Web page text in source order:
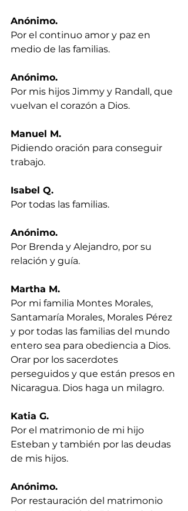
Anónimo.
Por el continuo amor y paz en
medio de las familias.
Anónimo.
Por mis hijos Jimmy y Randall, que
vuelvan el corazón a Dios.
Manuel M.
Pidiendo oración para conseguir
trabajo.
Isabel Q.
Por todas las familias.
Anónimo.
Por Brenda y Alejandro, por su
relación y guía.
Martha M.
Por mi familia Montes Morales,
Santamaría Morales, Morales Pérez
y por todas las familias del mundo
entero sea para obediencia a Dios.
Orar por los sacerdotes
perseguidos y que están presos en
Nicaragua. Dios haga un milagro.
Katia G.
Por el matrimonio de mi hijo
Esteban y también por las deudas
de mis hijos.
Anónimo.
Por restauración del matrimonio